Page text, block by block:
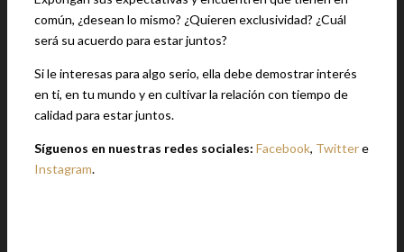
común, ¿desean lo mismo? ¿Quieren exclusividad? ¿Cuál
será su acuerdo para estar juntos?
Si le interesas para algo serio, ella debe demostrar interés
en ti, en tu mundo y en cultivar la relación con tiempo de
calidad para estar juntos.
Síguenos en nuestras redes sociales: Facebook, Twittere
Instagram.